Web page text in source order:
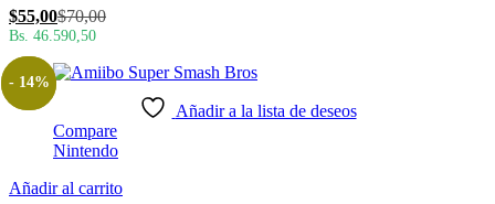
$55,00El
precio
es:
$70,00El
era:
$70,00.
Bs. 46.590,50
Añadir a la lista de deseos
Compare
Nintendo
Añadir al carrito
- 14%